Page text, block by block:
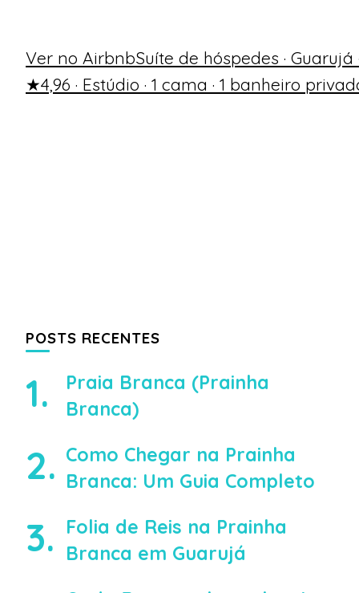
Ver no AirbnbSuíte de hóspedes · Guarujá
★4,96 · Estúdio · 1 cama · 1 banheiro
POSTS RECENTES
Praia Branca (Prainha
Branca)
Como Chegar na Prainha
Branca: Um Guia Completo
Folia de Reis na Prainha
Branca em Guarujá